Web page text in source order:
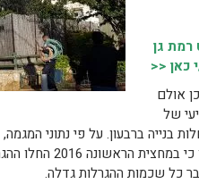
רמת גן
כאן <<
אולם
של
בנייה ברבעון. על פי נתוני
2016 חלה ירידה של כ-7.4%
כל שכמות ההגרלות גדלה.